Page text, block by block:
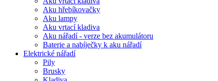
Aku hřebíkovačky
Aku lampy
Aku vrtací kladiva
Aku nářadí - verze bez akumulátoru
Baterie a nabíječky k aku nářadí
Elektrické nářadí
Pily
Brusky